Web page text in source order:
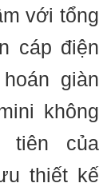
với tổng
cáp điện
giàn
không
tiên của
thiết kế